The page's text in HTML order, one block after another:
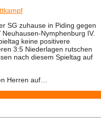
SG zuhause in Piding gegen
Nymphenburg IV.
keine positivere
3:5 Niederlagen rutschen
nach diesem Spieltag auf
Herren auf…